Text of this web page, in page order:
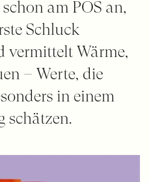
am POS an,
Schluck
vermittelt Wärme,
– Werte, die
in einem
schätzen.